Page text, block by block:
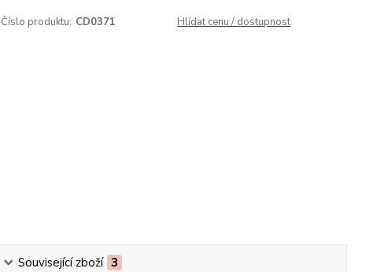
Číslo produktu: CD0371 Hlídat cenu / dostupnost
Související zboží 3